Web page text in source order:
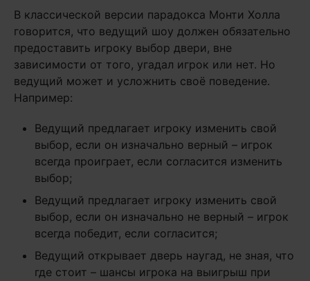
В классической версии парадокса Монти Холла
говорится, что ведущий шоу должен обязательно
предоставить игроку выбор двери, вне
зависимости от того, угадал игрок или нет. Но
ведущий может и усложнить своё поведение.
Например:
Ведущий предлагает игроку изменить свой
выбор, если он изначально верный – игрок
всегда проиграет, если согласится изменить
выбор;
Ведущий предлагает игроку изменить свой
выбор, если он изначально не верный – игрок
всегда победит, если согласится;
Ведущий открывает дверь наугад, не зная, что
где стоит – шансы игрока на выигрыш при